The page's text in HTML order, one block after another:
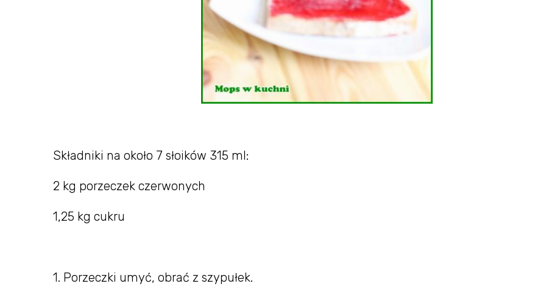
Składniki na około 7 słoików 315 ml:
2 kg porzeczek czerwonych
1,25 kg cukru
1. Porzeczki umyć, obrać z szypułek.